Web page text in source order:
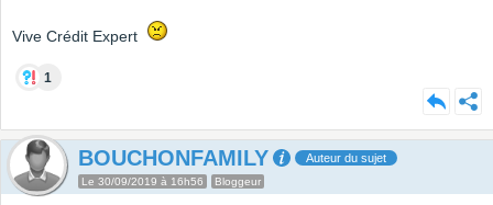
Vive Crédit Expert
1
BOUCHONFAMILY Auteur du sujet
Le 30/09/2019 à 16h56 Bloggeur